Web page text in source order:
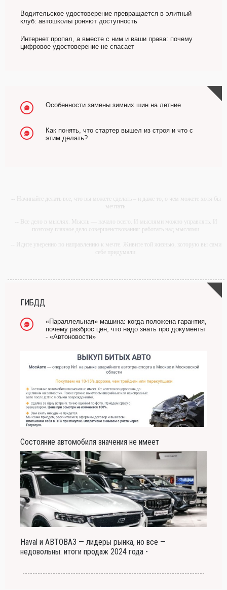
Водительское удостоверение превращается в элитный
клуб: автошколы роняют доступность
Интернет пропал, а вместе с ним и ваши права: почему
цифровое удостоверение не спасает
Особенности замены зимних шин на летние
Как понять, что стартер вышел из строя и что с
этим делать?
-- Начинайте делать все, что вы можете сделать – и даже то, о чем можете хотя бы
мечтать.
-- Все дело в мыслях. Мысль — начало всего. И мыслями можно управлять. И
поэтому главное дело совершенствования: работать над мыслями.
-- Идите уверенно по направлению к мечте. Живите той жизнью, которую вы сами
себе придумали.
-- Лучшее, что можно сделать с хорошим советом, это пропустить его мимо ушей.
Он никогда не бывает полезен никому, кроме того, кто его дал.
ГИБДД
«Параллельная» машина: когда положена гарантия,
почему разброс цен, что надо знать про документы
- «Автоновости»
Состояние автомобиля значения не имеет
Haval и АВТОВАЗ — лидеры рынка, но все —
недовольны: итоги продаж 2024 года -